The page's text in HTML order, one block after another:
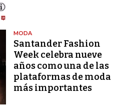
MODA
Santander Fashion
Week celebra nueve
años como una de las
plataformas de moda
más importantes